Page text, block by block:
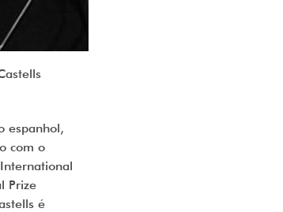
espanhol,
com o
Prize
é